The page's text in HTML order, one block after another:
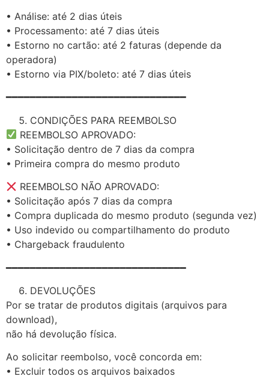
• Análise: até 2 dias úteis
• Processamento: até 7 dias úteis
• Estorno no cartão: até 2 faturas (depende da
operadora)
• Estorno via PIX/boleto: até 7 dias úteis
━━━━━━━━━━━━━━━━━━━━━━━━━━━━━━
CONDIÇÕES PARA REEMBOLSO
REEMBOLSO APROVADO:
• Solicitação dentro de 7 dias da compra
• Primeira compra do mesmo produto
REEMBOLSO NÃO APROVADO:
• Solicitação após 7 dias da compra
• Compra duplicada do mesmo produto (segunda vez)
• Uso indevido ou compartilhamento do produto
• Chargeback fraudulento
━━━━━━━━━━━━━━━━━━━━━━━━━━━━━━
DEVOLUÇÕES
Por se tratar de produtos digitais (arquivos para
download),
não há devolução física.
Ao solicitar reembolso, você concorda em:
• Excluir todos os arquivos baixados